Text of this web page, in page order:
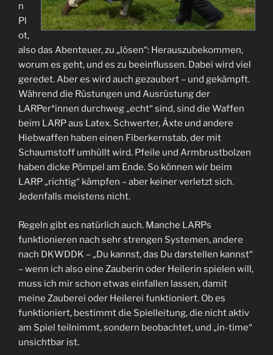
n
Pl
ot,
also das Abenteuer, zu „lösen“: Herauszubekommen,
worum es geht, und es zu beeinflussen. Dabei wird viel
geredet. Aber es wird auch gezaubert – und gekämpft.
Während die Rüstungen und Ausrüstung der
LARPer*innen durchweg „echt“ sind, sind die Waffen
beim LARP aus Latex. Schwerter, Äxte und andere
Hiebwaffen haben einen Fiberkernstab, der mit
Schaumstoff umhüllt wird. Pfeile und Armbrustbolzen
haben dicke Pömpel am Ende. So können wir beim
LARP „richtig“ kämpfen – aber keiner verletzt sich.
Jedenfalls meistens nicht.
Regeln gibt es natürlich auch. Manche LARPs
funktionieren nach sehr strengen Systemen, andere
nach DKWDDK – „Du kannst, das Du darstellen kannst“
– wenn ich also eine Zauberin oder Heilerin spielen will,
muss ich mir schon etwas einfallen lassen, damit
meine Zauberei oder Heilerei funktioniert. Ob es
funktioniert, bestimmt die Spielleitung, die nicht aktiv
am Spiel teilnimmt, sondern beobachtet, und „in-time“
unsichtbar ist.